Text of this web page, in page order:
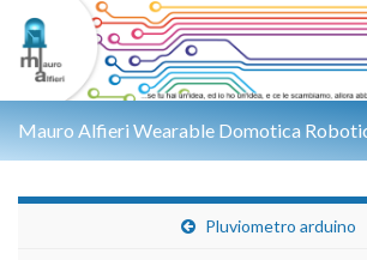
Mauro Alfieri Wearable Domotica
Pluviometro arduino